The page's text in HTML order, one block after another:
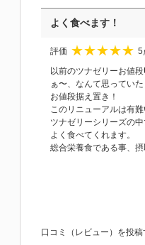
よく食べます！
評価
5
以前のツナゼリーお値
ぁ〜、なんて思ってい
お値段据え置き！
このリニューアルは有難
ツナゼリーシリーズの
よく食べてくれます。
総合栄養食である事、
口コミ（レビュー）を投稿